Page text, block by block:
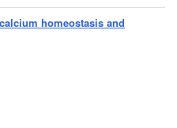
homeostasis and